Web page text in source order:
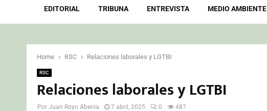
EDITORIAL TRIBUNA ENTREVISTA MEDIO AMBIENTE
Home RSC Relaciones laborales y LGTBI
RSC
Relaciones laborales y LGTBI
Por Juan Royo Abenia 7 abril, 2025 0 487